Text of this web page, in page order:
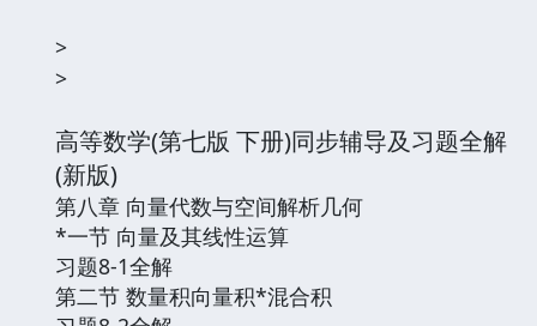
>
>
高等数学(第七版 下册)同步辅导及习题全解
(新版)
第八章 向量代数与空间解析几何
*一节 向量及其线性运算
习题8-1全解
第二节 数量积向量积*混合积